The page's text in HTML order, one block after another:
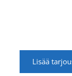
Lisää